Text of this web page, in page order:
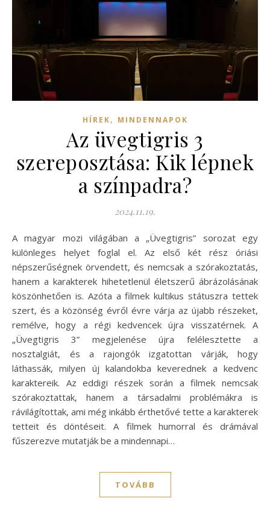
HÍREK, MINDENNAPOK
Az üvegtigris 3
szereposztása: Kik lépnek
a színpadra?
2024.11.19.
A magyar mozi világában a „Üvegtigris” sorozat egy
különleges helyet foglal el. Az első két rész óriási
népszerűségnek örvendett, és nemcsak a szórakoztatás,
hanem a karakterek hihetetlenül életszerű ábrázolásának
köszönhetően is. Azóta a filmek kultikus státuszra tettek
szert, és a közönség évről évre várja az újabb részeket,
remélve, hogy a régi kedvencek újra visszatérnek. A
„Üvegtigris 3” megjelenése újra felélesztette a
nosztalgiát, és a rajongók izgatottan várják, hogy
láthassák, milyen új kalandokba keverednek a kedvenc
karaktereik. Az eddigi részek során a filmek nemcsak
szórakoztattak, hanem a társadalmi problémákra is
rávilágítottak, ami még inkább érthetővé tette a karakterek
tetteit és döntéseit. A filmek humorral és drámával
fűszerezve mutatják be a mindennapi…
TOVÁBB